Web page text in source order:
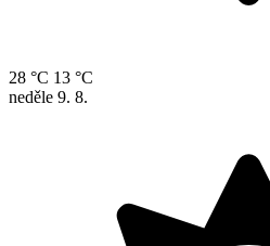
28 °C 13 °C
neděle 9. 8.